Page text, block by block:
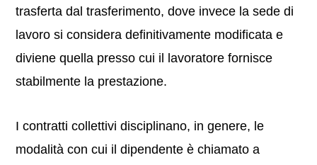
trasferta dal trasferimento, dove invece la sede di
lavoro si considera definitivamente modificata e
diviene quella presso cui il lavoratore fornisce
stabilmente la prestazione.
I contratti collettivi disciplinano, in genere, le
modalità con cui il dipendente è chiamato a